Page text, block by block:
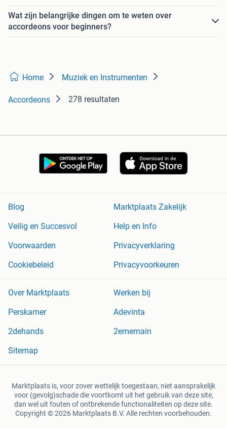
Wat zijn belangrijke dingen om te weten over
accordeons voor beginners?
Home Muziek en Instrumenten
Accordeons 278 resultaten
Blog
Marktplaats Zakelijk
Veilig en Succesvol
Help en Info
Voorwaarden
Privacyverklaring
Cookiebeleid
Privacyvoorkeuren
Over Marktplaats
Werken bij
Perskamer
Adevinta
2dehands
2ememain
Sitemap
Marktplaats is, voor zover wettelijk toegestaan, niet aansprakelijk
voor (gevolg)schade die voortkomt uit het gebruik van deze site,
dan wel uit fouten of ontbrekende functionaliteiten op deze site.
Copyright © 2026 Marktplaats B.V. Alle rechten voorbehouden.